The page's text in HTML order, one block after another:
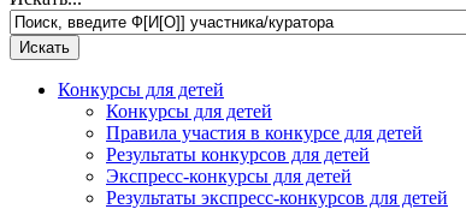
Конкурсы для детей
Конкурсы для детей
Правила участия в конкурсе для детей
Результаты конкурсов для детей
Экспресс-конкурсы для детей
Результаты экспресс-конкурсов для детей